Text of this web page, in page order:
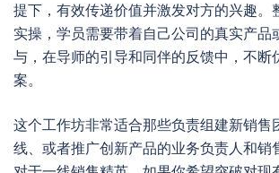
提下，有效传递价值并激发对方的兴趣。
实操，学员需要带着自己公司的真实产品
与，在导师的引导和同伴的反馈中，不断
案。
这个工作坊非常适合那些负责组建新销售
线、或者推广创新产品的业务负责人和销